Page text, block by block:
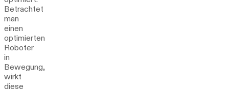
Betrachtet
man
einen
optimierten
Roboter
in
Bewegung,
wirkt
diese